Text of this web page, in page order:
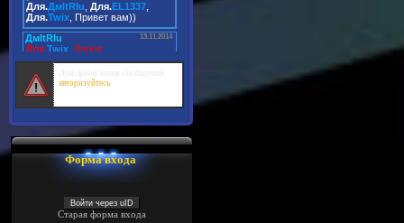
авторизуйтесь
Форма входа
Войти через uID
Старая форма входа